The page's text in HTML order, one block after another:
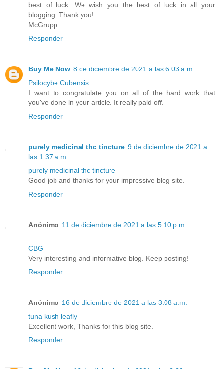
best of luck. We wish you the best of luck in all your
blogging. Thank you!
McGrupp
Responder
Buy Me Now 8 de diciembre de 2021 a las 6:03 a.m.
Psilocybe Cubensis
I want to congratulate you on all of the hard work that
you’ve done in your article. It really paid off.
Responder
purely medicinal thc tincture 9 de diciembre de 2021 a
las 1:37 a.m.
purely medicinal thc tincture
Good job and thanks for your impressive blog site.
Responder
Anónimo 11 de diciembre de 2021 a las 5:10 p.m.
CBG
Very interesting and informative blog. Keep posting!
Responder
Anónimo 16 de diciembre de 2021 a las 3:08 a.m.
tuna kush leafly
Excellent work, Thanks for this blog site.
Responder